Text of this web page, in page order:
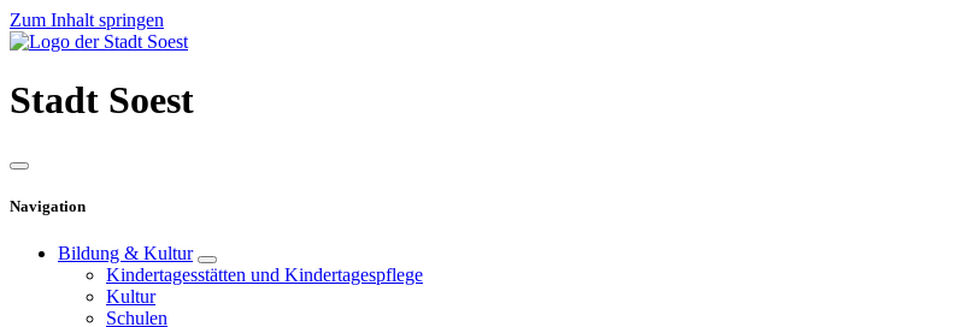
Zum Inhalt springen
Stadt Soest
Navigation
Bildung & Kultur
Kindertagesstätten und Kindertagespflege
Kultur
Schulen